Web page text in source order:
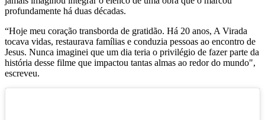
profundamente há duas décadas.
“Hoje meu coração transborda de gratidão. Há 20 anos, A Virada
tocava vidas, restaurava famílias e conduzia pessoas ao encontro de
Jesus. Nunca imaginei que um dia teria o privilégio de fazer parte da
história desse filme que impactou tantas almas ao redor do mundo",
escreveu.